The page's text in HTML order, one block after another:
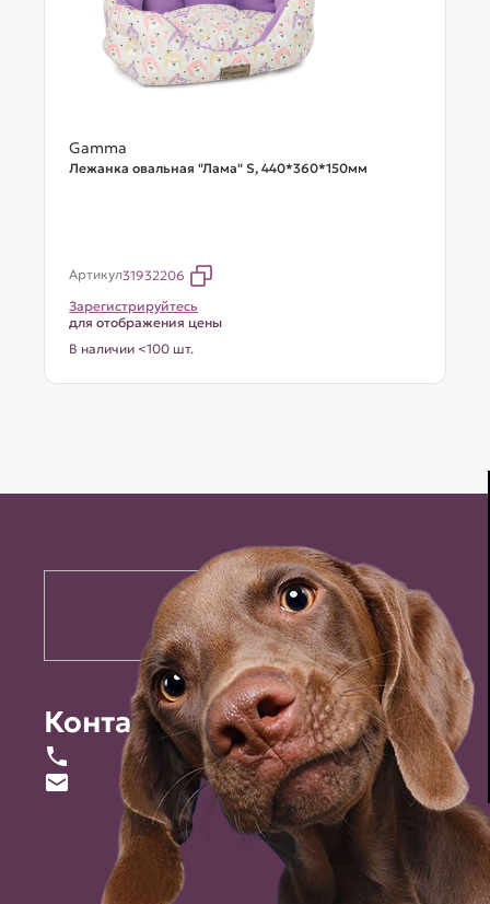
Gamma
Лежанка овальная "Лама" S, 440*360*150мм
Артикул31932206
Зарегистрируйтесь
для отображения цены
В наличии <100 шт.
Контакты